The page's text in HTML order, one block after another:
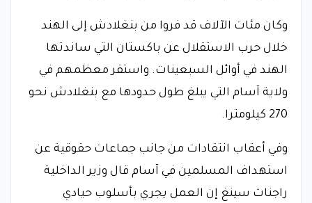
وكان مئات الآلاف قد فروا من بنغلادش إلى الهند
خلال حرب الاستقلال عن باكستان التي ساندتها
الهند في أوائل السبعينات. واستقر معظمهم في
ولاية آسام التي يبلغ طول حدودها مع بنغلادش نحو
270 كيلومترا.
وفي أعقاب انتقادات من جانب جماعات حقوقية عن
استهداف المسلمين في آسام قال وزير الداخلية
راجناث سينغ إن العمل يجري بأسلوب حيادي